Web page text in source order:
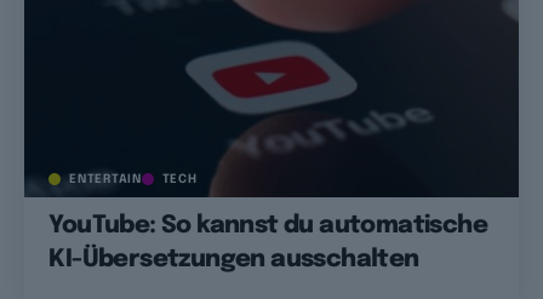
ENTERTAIN TECH
YouTube: So kannst du automatische
KI-Übersetzungen ausschalten